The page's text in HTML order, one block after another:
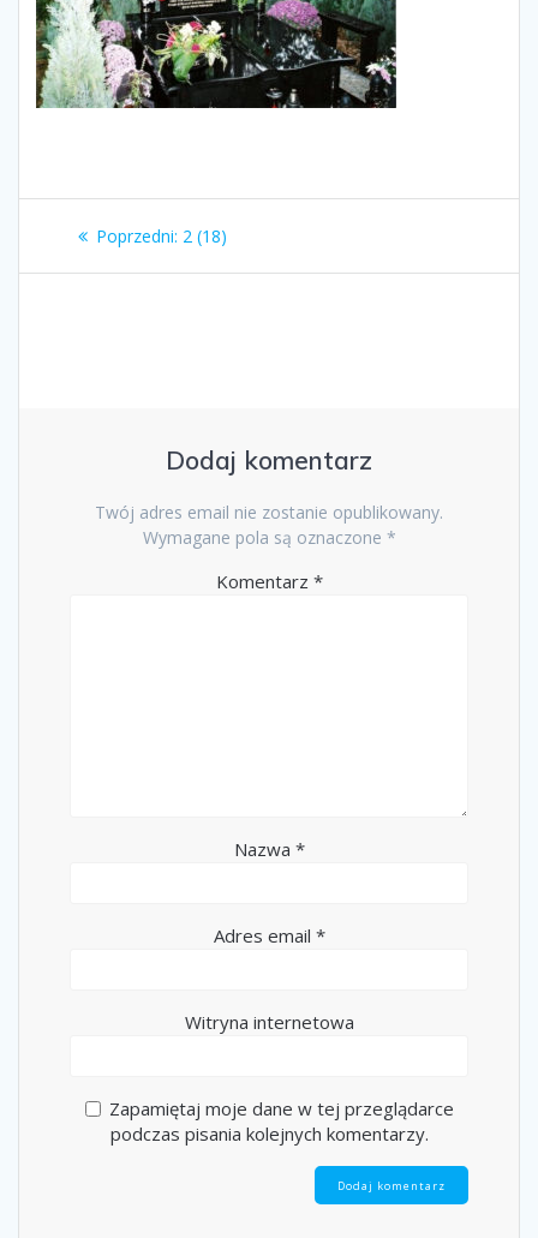
Nawigacja
wpisu
Poprzedni: Poprzedni
2 (18)
Dodaj komentarz
Twój adres email nie zostanie opublikowany.
Wymagane pola są oznaczone *
Komentarz *
Nazwa *
Adres email *
Witryna internetowa
Zapamiętaj moje dane w tej przeglądarce
podczas pisania kolejnych komentarzy.